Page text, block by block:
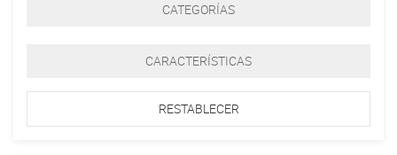
CATEGORÍAS
CARACTERÍSTICAS
RESTABLECER